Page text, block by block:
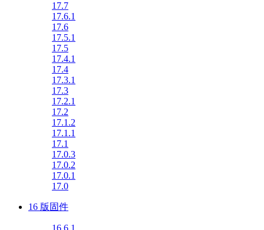
17.7
17.6.1
17.6
17.5.1
17.5
17.4.1
17.4
17.3.1
17.3
17.2.1
17.2
17.1.2
17.1.1
17.1
17.0.3
17.0.2
17.0.1
17.0
16 版固件
16.6.1